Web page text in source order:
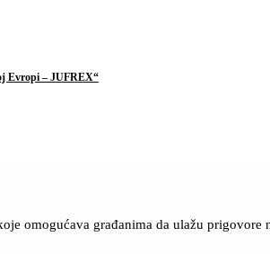
Evropi – JUFREX“
omogućava građanima da ulažu